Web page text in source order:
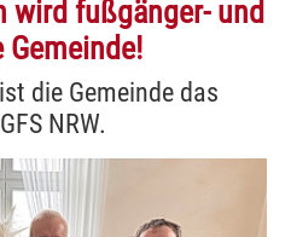
wird fußgänger- und
die Gemeinde das
NRW.